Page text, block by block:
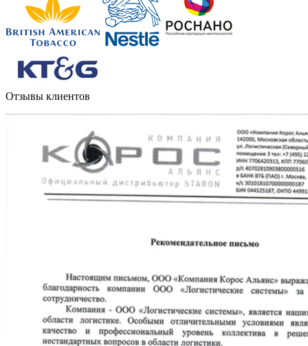
Отзывы клиентов